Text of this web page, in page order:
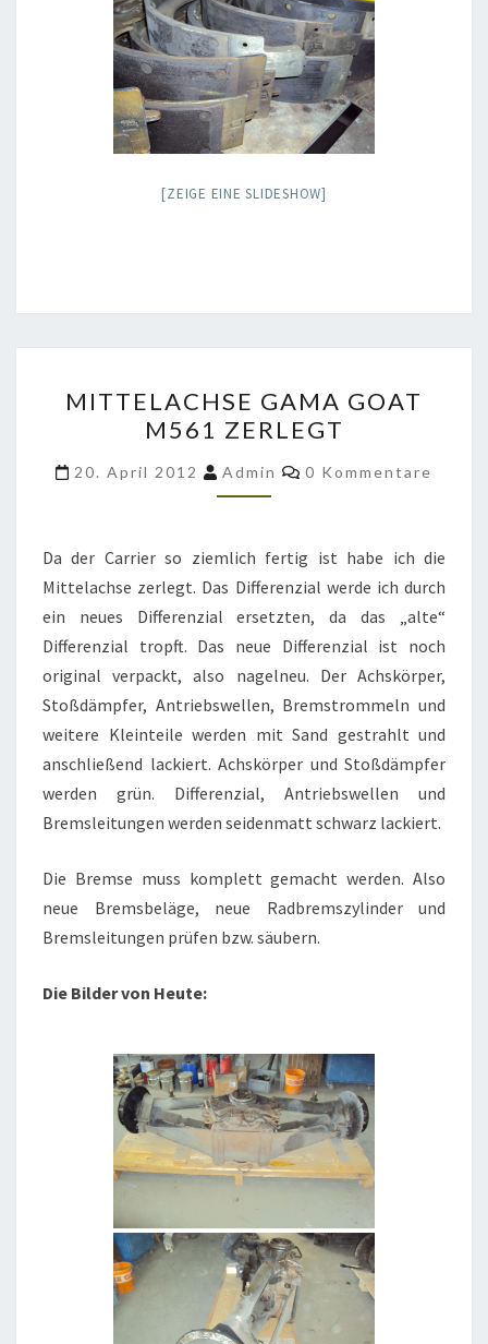
[ZEIGE EINE SLIDESHOW]
GAMA
GOAT
M561
ZERLEGT
MITTELACHSE GAMA GOAT
M561 ZERLEGT
20. April 2012 Admin Kommentare
0 Kommentare
Da der Carrier so ziemlich fertig ist habe ich die
Mittelachse zerlegt. Das Differenzial werde ich durch
ein neues Differenzial ersetzten, da das „alte“
Differenzial tropft. Das neue Differenzial ist noch
original verpackt, also nagelneu. Der Achskörper,
Stoßdämpfer, Antriebswellen, Bremstrommeln und
weitere Kleinteile werden mit Sand gestrahlt und
anschließend lackiert. Achskörper und Stoßdämpfer
werden grün. Differenzial, Antriebswellen und
Bremsleitungen werden seidenmatt schwarz lackiert.
Die Bremse muss komplett gemacht werden. Also
neue Bremsbeläge, neue Radbremszylinder und
Bremsleitungen prüfen bzw. säubern.
Die Bilder von Heute: